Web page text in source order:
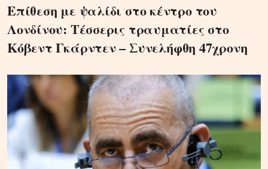
Επίθεση με ψαλίδι στο κέντρο του
Λονδίνου: Τέσσερις τραυματίες στο
Κόβεντ Γκάρντεν – Συνελήφθη 47χρονη